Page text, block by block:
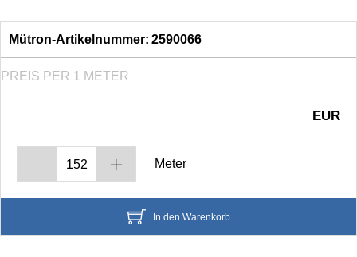
Mütron-Artikelnummer: 2590066
PREIS PER 1 METER
EUR
Meter
In den Warenkorb